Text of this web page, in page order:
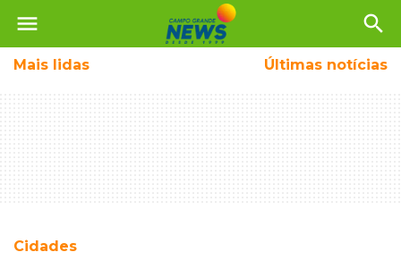
menu search
Mais lidas Últimas notícias
Cidades